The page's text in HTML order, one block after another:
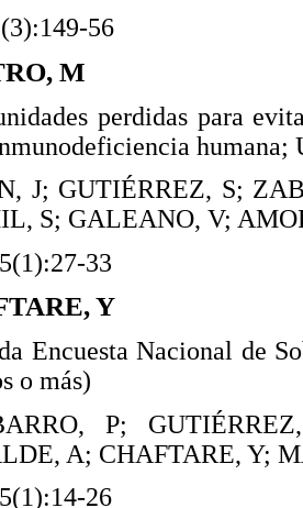
56
M
perdidas para
humana;
J; GUTIÉRREZ, S;
S; GALEANO, V;
33
Y
Encuesta Nacional de
o más)
P;
A; CHAFTARE, Y;
26